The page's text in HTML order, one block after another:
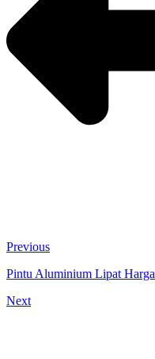
Previous
Pintu Aluminium Lipat Harga
Next